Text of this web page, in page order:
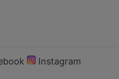
Instagram